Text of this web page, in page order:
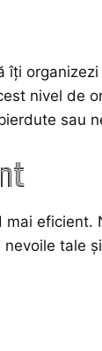
îți
nivel de
sau
eficient.
tale